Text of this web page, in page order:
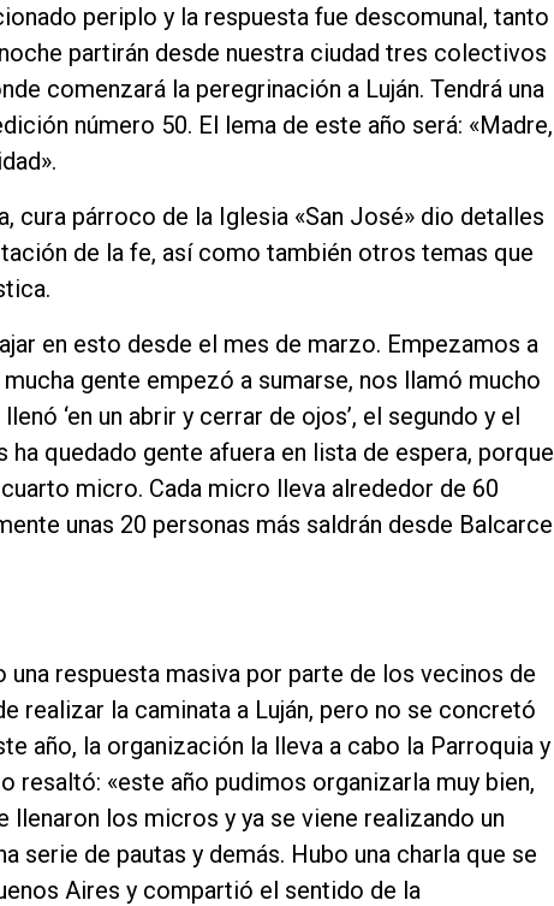
periplo y la respuesta fue descomunal, tanto
partirán desde nuestra ciudad tres colectivos
comenzará la peregrinación a Luján. Tendrá una
número 50. El lema de este año será: «Madre,
cura párroco de la Iglesia «San José» dio detalles
de la fe, así como también otros temas que
en esto desde el mes de marzo. Empezamos a
gente empezó a sumarse, nos llamó mucho
‘en un abrir y cerrar de ojos’, el segundo y el
quedado gente afuera en lista de espera, porque
micro. Cada micro lleva alrededor de 60
unas 20 personas más saldrán desde Balcarce
una respuesta masiva por parte de los vecinos de
realizar la caminata a Luján, pero no se concretó
año, la organización la lleva a cabo la Parroquia y
resaltó: «este año pudimos organizarla muy bien,
llenaron los micros y ya se viene realizando un
serie de pautas y demás. Hubo una charla que se
Aires y compartió el sentido de la